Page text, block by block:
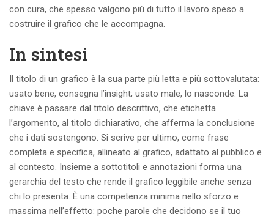
con cura, che spesso valgono più di tutto il lavoro speso a
costruire il grafico che le accompagna.
In sintesi
Il titolo di un grafico è la sua parte più letta e più sottovalutata:
usato bene, consegna l’insight; usato male, lo nasconde. La
chiave è passare dal titolo descrittivo, che etichetta
l’argomento, al titolo dichiarativo, che afferma la conclusione
che i dati sostengono. Si scrive per ultimo, come frase
completa e specifica, allineato al grafico, adattato al pubblico e
al contesto. Insieme a sottotitoli e annotazioni forma una
gerarchia del testo che rende il grafico leggibile anche senza
chi lo presenta. È una competenza minima nello sforzo e
massima nell’effetto: poche parole che decidono se il tuo